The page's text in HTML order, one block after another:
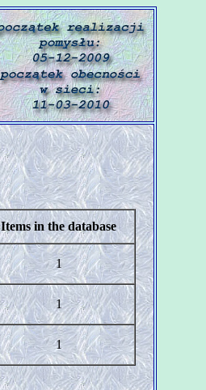
Items in the database
1
1
1